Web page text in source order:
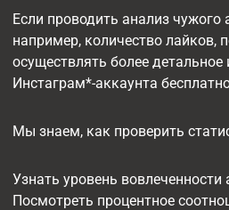
Если проводить анализ
например, количество
осуществлять более
Инстаграм*-аккаунта
Мы знаем, как проверить
Узнать уровень вовлеченности
Посмотреть процентное